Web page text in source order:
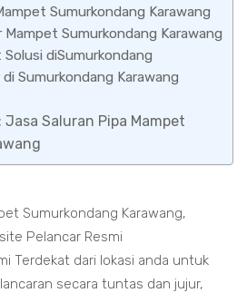
Sumurkondang Karawang
Mampet Sumurkondang Karawang
diSumurkondang
Sumurkondang Karawang
Saluran Pipa Mampet
Sumurkondang Karawang,
Pelancar Resmi
Terdekat dari lokasi anda untuk
secara tuntas dan jujur,